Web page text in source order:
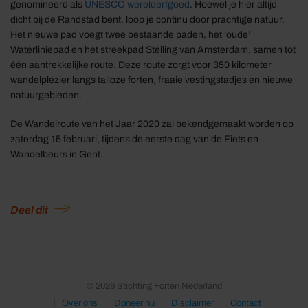
genomineerd als UNESCO werelderfgoed . Hoewel je hier altijd
dicht bij de Randstad bent, loop je continu door prachtige natuur.
Het nieuwe pad voegt twee bestaande paden, het ‘oude’
Waterliniepad en het streekpad Stelling van Amsterdam, samen tot
één aantrekkelijke route. Deze route zorgt voor 350 kilometer
wandelplezier langs talloze forten, fraaie vestingstadjes en nieuwe
natuurgebieden.
De Wandelroute van het Jaar 2020 zal bekendgemaakt worden op
zaterdag 15 februari, tijdens de eerste dag van de Fiets en
Wandelbeurs in Gent.
Deel dit
© 2026 Stichting Forten Nederland
Over ons
Doneer nu Disclaimer Contact